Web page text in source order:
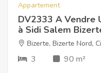
Appartement
DV2333 A Vendre
à Sidi Salem
Bizerte, Bizerte Nord,
3 90 m²